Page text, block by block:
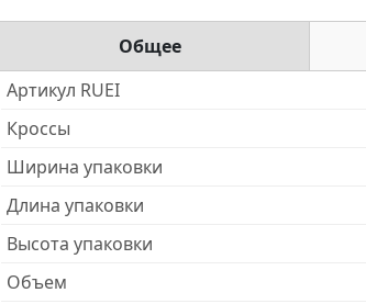
Общее
Артикул RUEI
Кроссы
Ширина упаковки
Длина упаковки
Высота упаковки
Объем